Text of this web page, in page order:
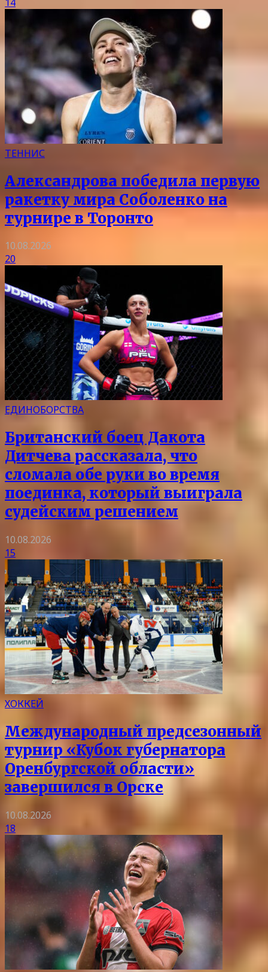
ТЕННИС
Александрова победила первую
ракетку мира Соболенко на
турнире в Торонто
10.08.2026
20
ЕДИНОБОРСТВА
Британский боец Дакота
Дитчева рассказала, что
сломала обе руки во время
поединка, который выиграла
судейским решением
10.08.2026
15
ХОККЕЙ
Международный предсезонный
турнир «Кубок губернатора
Оренбургской области»
завершился в Орске
10.08.2026
18